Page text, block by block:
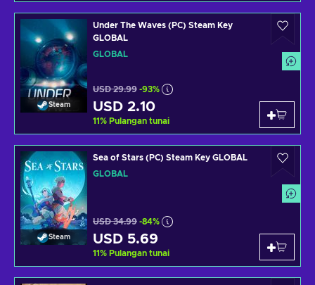
Steam
Under The Waves (PC) Steam Key
GLOBAL
GLOBAL
USD 29.99 -93%
USD 2.10
11% Pulangan tunai
Steam
Sea of Stars (PC) Steam Key GLOBAL
GLOBAL
USD 34.99 -84%
USD 5.69
11% Pulangan tunai